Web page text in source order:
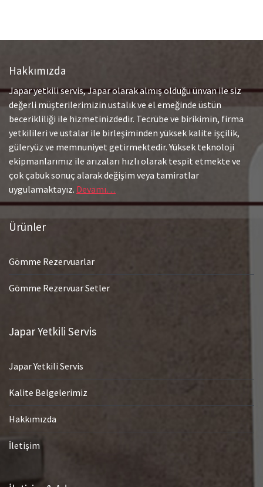
Hakkımızda
Japar yetkili servis, Japar olarak almış olduğu ünvan ile siz
değerli müşterilerimizin ustalık ve el emeğinde üstün
becerikliliği ile hizmetinizdedir. Tecrübe ve birikimin, firma
yetkilileri ve ustalar ile birleşiminden yüksek kalite işçilik,
güleryüz ve memnuniyet getirmektedir. Yüksek teknoloji
ekipmanlarımız ile arızaları hızlı olarak tespit etmekte ve
çok çabuk sonuç alarak değişim veya tamiratlar
uygulamaktayız. Devamı…
Ürünler
Gömme Rezervuarlar
Gömme Rezervuar Setler
Japar Yetkili Servis
Japar Yetkili Servis
Kalite Belgelerimiz
Hakkımızda
İletişim